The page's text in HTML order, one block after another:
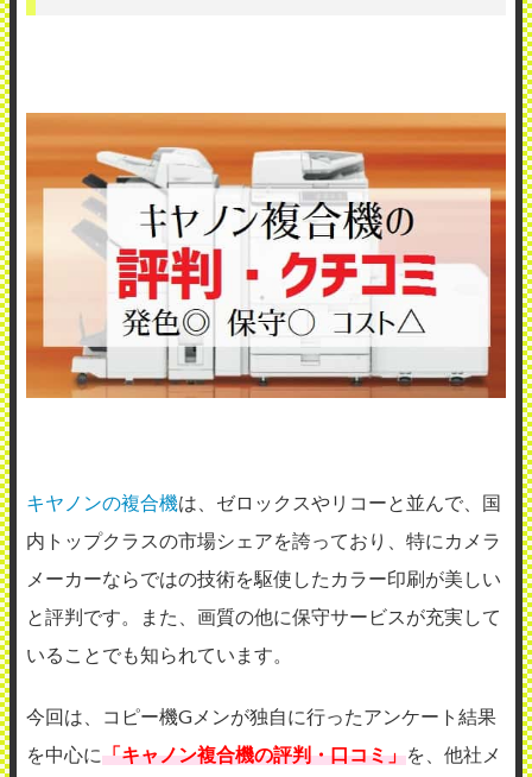
キヤノンの複合機は、ゼロックスやリコーと並んで、国
内トップクラスの市場シェアを誇っており、特にカメラ
メーカーならではの技術を駆使したカラー印刷が美しい
と評判です。また、画質の他に保守サービスが充実して
いることでも知られています。
今回は、コピー機Gメンが独自に行ったアンケート結果
を中心に「キャノン複合機の評判・口コミ」を、他社メ